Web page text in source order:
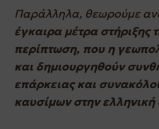
Παράλληλα, θεωρούμε
έγκαιρα μέτρα στήριξης
περίπτωση, που η
και δημιουργηθούν
επάρκειας και
καυσίμων στην